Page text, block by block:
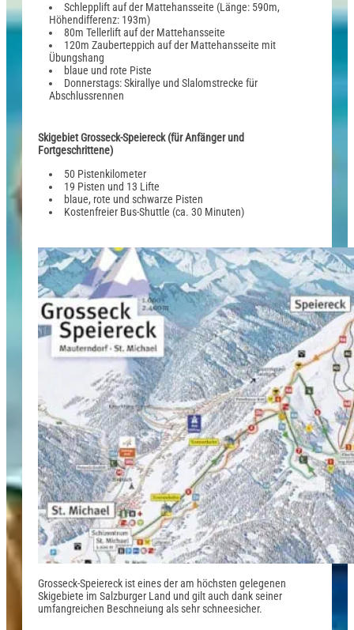
Schlepplift auf der Mattehansseite (Länge: 590m,
Höhendifferenz: 193m)
80m Tellerlift auf der Mattehansseite
120m Zauberteppich auf der Mattehansseite mit
Übungshang
blaue und rote Piste
Donnerstags: Skirallye und Slalomstrecke für
Abschlussrennen
Skigebiet Grosseck-Speiereck (für Anfänger und
Fortgeschrittene)
50 Pistenkilometer
19 Pisten und 13 Lifte
blaue, rote und schwarze Pisten
Kostenfreier Bus-Shuttle (ca. 30 Minuten)
Grosseck-Speiereck ist eines der am höchsten gelegenen
Skigebiete im Salzburger Land und gilt auch dank seiner
umfangreichen Beschneiung als sehr schneesicher.